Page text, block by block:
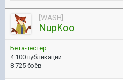
[WASH]
NupKoo
Бета-тестер
4 100 публикаций
8 725 боёв